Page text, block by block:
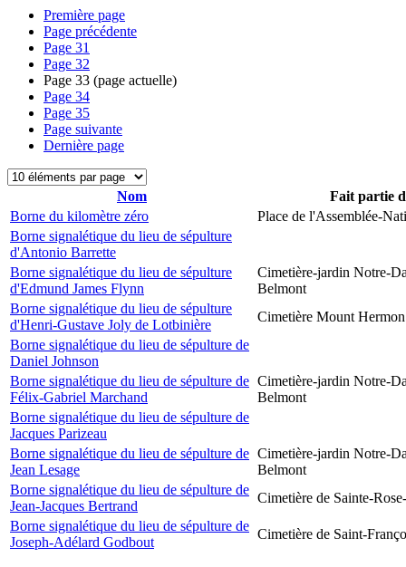
Première page
Page précédente
Page 31
Page 32
Page 33 (page actuelle)
Page 34
Page 35
Page suivante
Dernière page
Nom
Fait partie
Borne du kilomètre zéro
Place de l'Assemblée-
Borne signalétique du lieu de sépulture
d'Antonio Barrette
Borne signalétique du lieu de sépulture
d'Edmund James Flynn
Cimetière-jardin Notre-
Belmont
Borne signalétique du lieu de sépulture
d'Henri-Gustave Joly de Lotbinière
Cimetière Mount Hermon
Borne signalétique du lieu de sépulture de
Daniel Johnson
Borne signalétique du lieu de sépulture de
Félix-Gabriel Marchand
Cimetière-jardin Notre-
Belmont
Borne signalétique du lieu de sépulture de
Jacques Parizeau
Borne signalétique du lieu de sépulture de
Jean Lesage
Cimetière-jardin Notre-
Belmont
Borne signalétique du lieu de sépulture de
Jean-Jacques Bertrand
Cimetière de Sainte-
Borne signalétique du lieu de sépulture de
Joseph-Adélard Godbout
Cimetière de Saint-